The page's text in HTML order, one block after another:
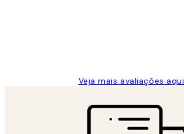
Veja mais avaliações aqui